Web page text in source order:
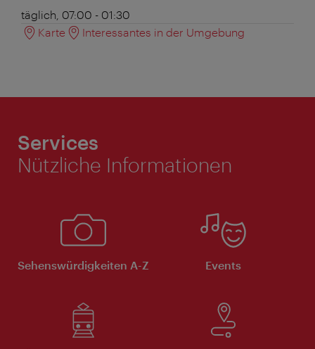
täglich, 07:00 - 01:30
Karte
Interessantes in der Umgebung
Services
Nützliche Informationen
Sehenswürdigkeiten A-Z Events